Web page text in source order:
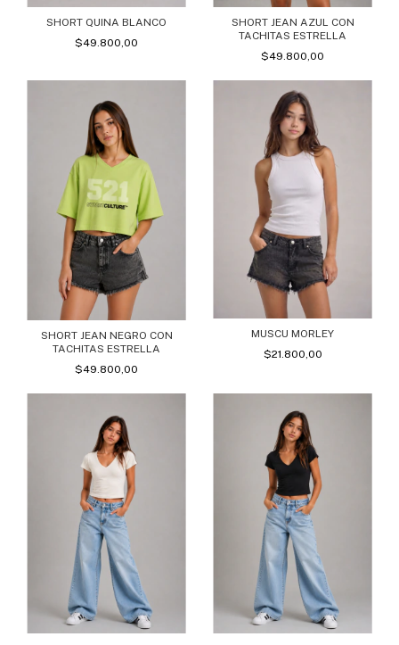
SHORT QUINA BLANCO
$49.800,00
SHORT JEAN AZUL CON
TACHITAS ESTRELLA
$49.800,00
SHORT JEAN NEGRO CON
TACHITAS ESTRELLA
$49.800,00
MUSCU MORLEY
$21.800,00